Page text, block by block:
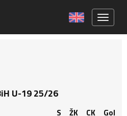
U-19 25/26
S ŽK CK
Gol